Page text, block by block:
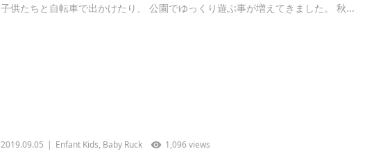
子供たちと自転車で出かけたり、 公園でゆっくり遊ぶ事が増えてきました。 秋...
2019.09.05 Enfant Kids, Baby Ruck 1,096 views